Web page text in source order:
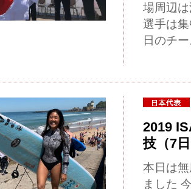
場周辺
選手は
日のチ
2019
技（7
本日は
ました